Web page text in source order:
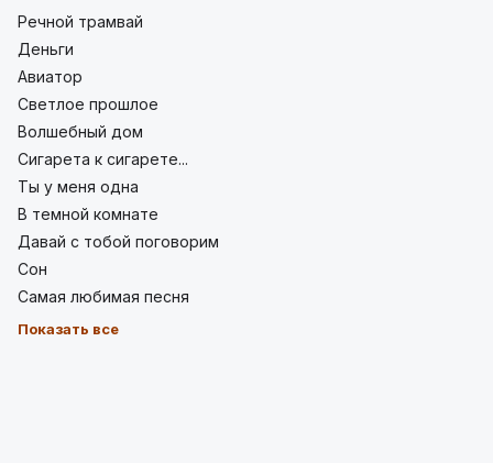
Речной трамвай
Деньги
Авиатор
Светлое прошлое
Волшебный дом
Сигарета к сигарете...
Ты у меня одна
В темной комнате
Давай с тобой поговорим
Сон
Самая любимая песня
Показать все